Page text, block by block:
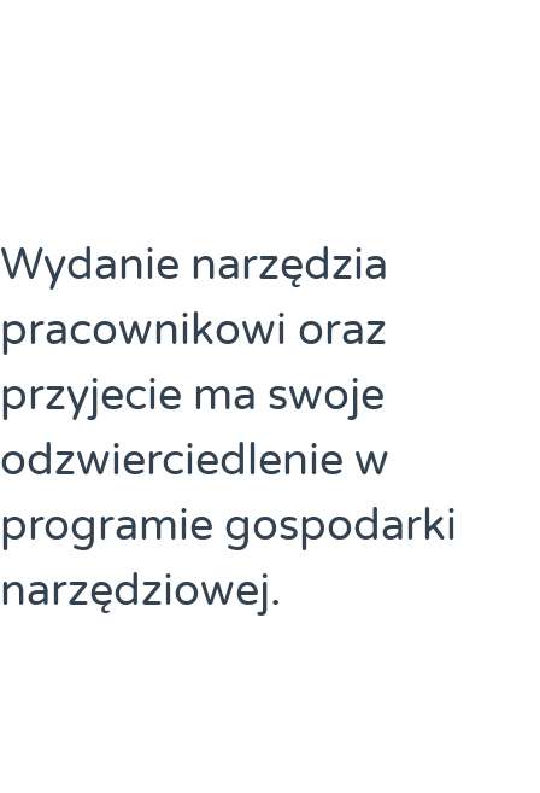
Wydanie narzędzia
pracownikowi oraz
przyjecie ma swoje
odzwierciedlenie w
programie gospodarki
narzędziowej.